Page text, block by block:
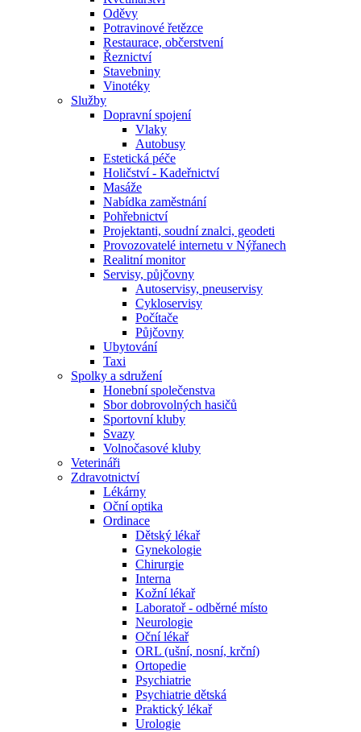
Oděvy
Potravinové řetězce
Restaurace, občerstvení
Řeznictví
Stavebniny
Vinotéky
Služby
Dopravní spojení
Vlaky
Autobusy
Estetická péče
Holičství - Kadeřnictví
Masáže
Nabídka zaměstnání
Pohřebnictví
Projektanti, soudní znalci, geodeti
Provozovatelé internetu v Nýřanech
Realitní monitor
Servisy, půjčovny
Autoservisy, pneuservisy
Cykloservisy
Počítače
Půjčovny
Ubytování
Taxi
Spolky a sdružení
Honební společenstva
Sbor dobrovolných hasičů
Sportovní kluby
Svazy
Volnočasové kluby
Veterináři
Zdravotnictví
Lékárny
Oční optika
Ordinace
Dětský lékař
Gynekologie
Chirurgie
Interna
Kožní lékař
Laboratoř - odběrné místo
Neurologie
Oční lékař
ORL (ušní, nosní, krční)
Ortopedie
Psychiatrie
Psychiatrie dětská
Praktický lékař
Urologie